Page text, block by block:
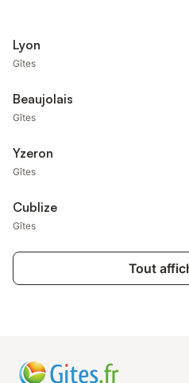
Lyon
Gîtes
Beaujolais
Gîtes
Yzeron
Gîtes
Cublize
Gîtes
Tout